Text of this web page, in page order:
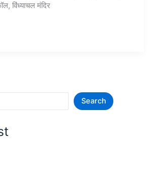
विंध्याचल मंदिर
Search